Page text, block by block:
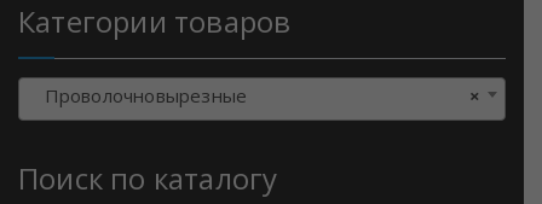
Категории товаров
×
Проволочновырезные
Поиск по каталогу